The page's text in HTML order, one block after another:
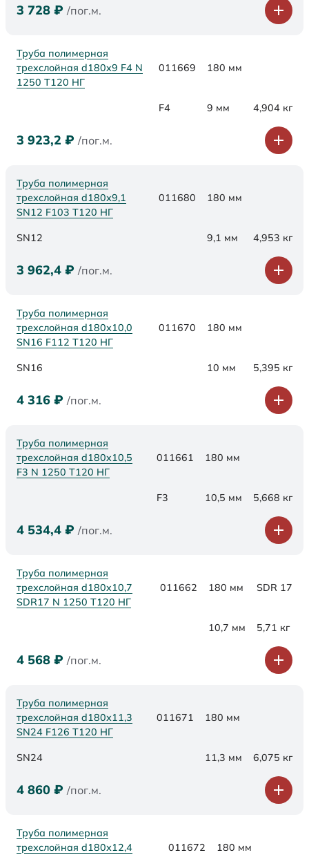
3 728 ₽ /пог.м.
Труба полимерная
трехслойная d180x9 F4 N
1250 Т120 НГ
011669 180 мм
F4 9 мм 4,904 кг
3 923,2 ₽ /пог.м.
Труба полимерная
трехслойная d180х9,1
SN12 F103 Т120 НГ
011680 180 мм
SN12 9,1 мм 4,953 кг
3 962,4 ₽ /пог.м.
Труба полимерная
трехслойная d180х10,0
SN16 F112 Т120 НГ
011670 180 мм
SN16 10 мм 5,395 кг
4 316 ₽ /пог.м.
Труба полимерная
трехслойная d180x10,5
F3 N 1250 Т120 НГ
011661 180 мм
F3 10,5 мм 5,668 кг
4 534,4 ₽ /пог.м.
Труба полимерная
трехслойная d180x10,7
SDR17 N 1250 Т120 НГ
011662 180 мм SDR 17
10,7 мм 5,71 кг
4 568 ₽ /пог.м.
Труба полимерная
трехслойная d180х11,3
SN24 F126 Т120 НГ
011671 180 мм
SN24 11,3 мм 6,075 кг
4 860 ₽ /пог.м.
Труба полимерная
трехслойная d180х12,4
011672 180 мм